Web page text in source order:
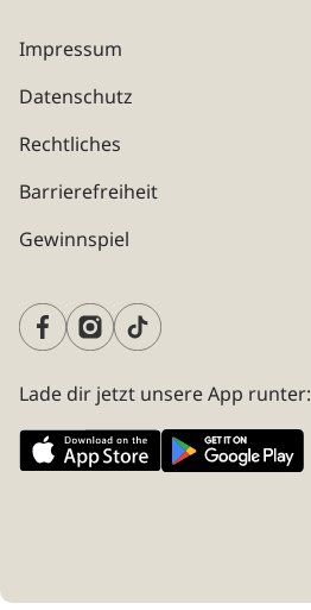
Impressum
Datenschutz
Rechtliches
Barrierefreiheit
Gewinnspiel
Lade dir jetzt unsere App runter: